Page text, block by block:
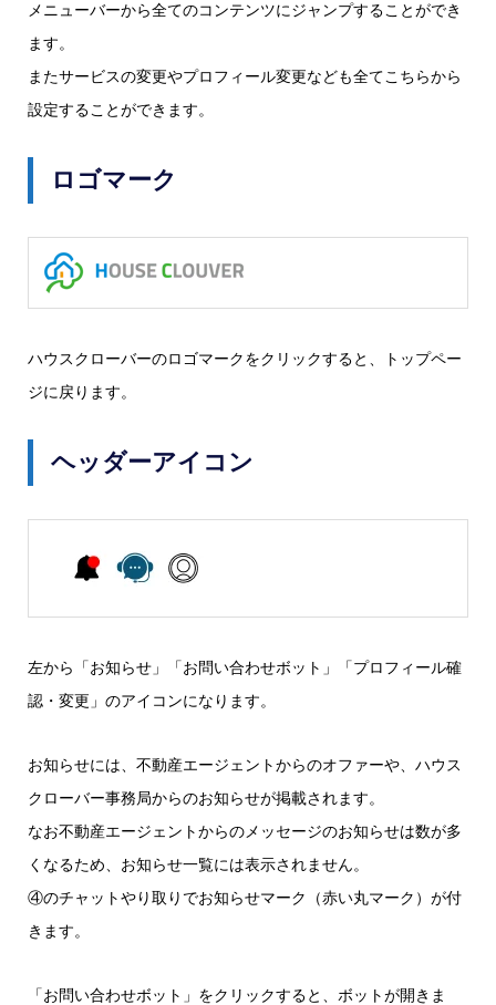
メニューバーから全てのコンテンツにジャンプすることができ
ます。
またサービスの変更やプロフィール変更なども全てこちらから
設定することができます。
ロゴマーク
ハウスクローバーのロゴマークをクリックすると、トップペー
ジに戻ります。
ヘッダーアイコン
左から「お知らせ」「お問い合わせボット」「プロフィール確
認・変更」のアイコンになります。
お知らせには、不動産エージェントからのオファーや、ハウス
クローバー事務局からのお知らせが掲載されます。
なお不動産エージェントからのメッセージのお知らせは数が多
くなるため、お知らせ一覧には表示されません。
④のチャットやり取りでお知らせマーク（赤い丸マーク）が付
きます。
「お問い合わせボット」をクリックすると、ボットが開きま